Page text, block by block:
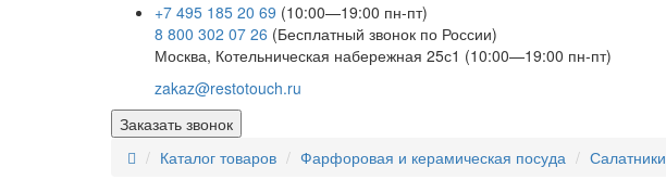
+7 495 185 20 69 (10:00—19:00 пн-пт)
8 800 302 07 26 (Бесплатный звонок по России)
Москва, Котельническая набережная 25с1 (10:00—19:00 пн-пт)
zakaz@restotouch.ru
Заказать звонок
Каталог товаров
Фарфоровая и керамическая посуда Салатники